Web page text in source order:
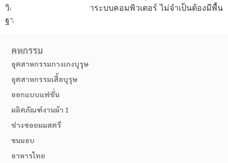
วิเคราะห์และแก้ไขปัญหาระบบคอมพิวเตอร์ ไม่จำเป็นต้องมีพื้น
ฐาน
คหกรรม
อุตสาหกรรมกางเกงบุรุษ
อุตสาหกรรมเสื้อบุรุษ
ออกแบบแฟชั่น
ผลิตภัณฑ์งานผ้า 1
ช่างซอยผมสตรี
ขนมอบ
อาหารไทย